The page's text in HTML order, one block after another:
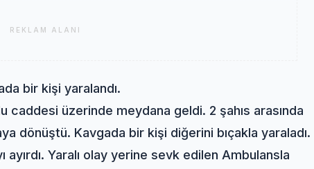
REKLAM ALANI
bir kişi yaralandı.
caddesi üzerinde meydana geldi. 2 şahıs arasında
dönüştü. Kavgada bir kişi diğerini bıçakla yaraladı.
Yaralı olay yerine sevk edilen Ambulansla